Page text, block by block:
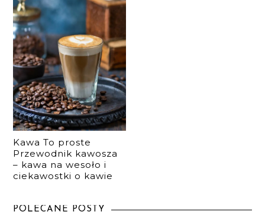
Kawa To proste
Przewodnik kawosza
– kawa na wesoło i
ciekawostki o kawie
POLECANE POSTY